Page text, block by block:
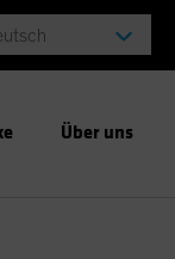
Über uns